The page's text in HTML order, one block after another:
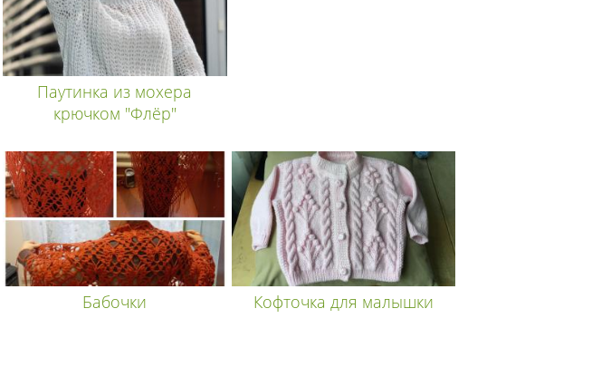
Паутинка из мохера
крючком "Флёр"
Бабочки Кофточка для малышки